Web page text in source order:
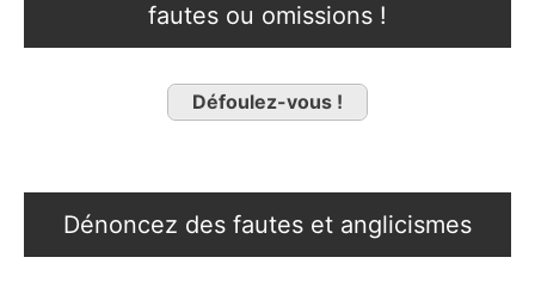
fautes ou omissions !
Défoulez-vous !
Dénoncez des fautes et anglicismes